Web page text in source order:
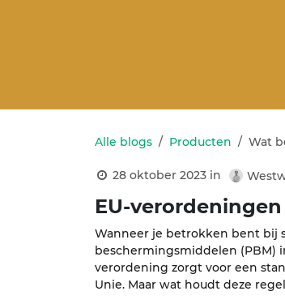
Alle blogs Producten Wat
28 oktober 2023 in
EU-
Wanneer je betrokken bent bij
beschermingsmiddelen (PBM)
verordening zorgt voor een
Unie. Maar wat houdt deze